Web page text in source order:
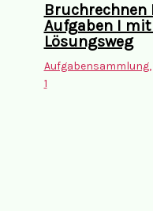
Bruchrechnen
Aufgaben I
Lösungsweg
Aufgabensammlung,
1